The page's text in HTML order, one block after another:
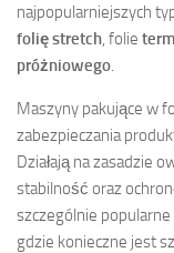
najpopularniejszych
folię stretch, folie
próżniowego.
Maszyny pakujące w
zabezpieczania
Działają na zasadzie
stabilność oraz
szczególnie
gdzie konieczne jest